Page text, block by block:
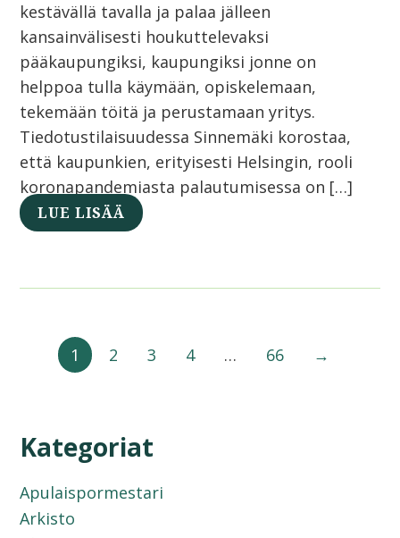
kestävällä tavalla ja palaa jälleen
kansainvälisesti houkuttelevaksi
pääkaupungiksi, kaupungiksi jonne on
helppoa tulla käymään, opiskelemaan,
tekemään töitä ja perustamaan yritys.
Tiedotustilaisuudessa Sinnemäki korostaa,
että kaupunkien, erityisesti Helsingin, rooli
koronapandemiasta palautumisessa on […]
LUE LISÄÄ
1 2 3 4 … 66 →
Kategoriat
Apulaispormestari
Arkisto